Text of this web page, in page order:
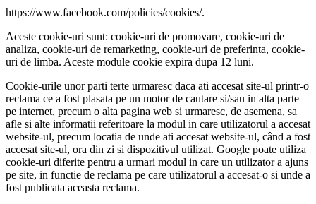
https://www.facebook.com/policies/cookies/.
Aceste cookie-uri sunt: cookie-uri de promovare, cookie-uri de
analiza, cookie-uri de remarketing, cookie-uri de preferinta, cookie-
uri de limba. Aceste module cookie expira dupa 12 luni.
Cookie-urile unor parti terte urmaresc daca ati accesat site-ul printr-o
reclama ce a fost plasata pe un motor de cautare si/sau in alta parte
pe internet, precum o alta pagina web si urmaresc, de asemena, sa
afle si alte informatii referitoare la modul in care utilizatorul a accesat
website-ul, precum locatia de unde ati accesat website-ul, când a fost
accesat site-ul, ora din zi ​​si dispozitivul utilizat. Google poate utiliza
cookie-uri diferite pentru a urmari modul in care un utilizator a ajuns
pe site, in functie de reclama pe care utilizatorul a accesat-o si unde a
fost publicata aceasta reclama.